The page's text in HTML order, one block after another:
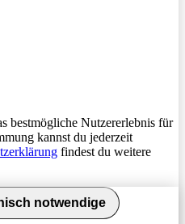
bestmögliche Nutzererlebnis für
kannst du jederzeit
findest du weitere
notwendige